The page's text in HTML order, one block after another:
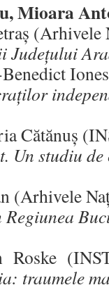
Mioara
(Arhivele
Cătănuş
Un studiu de
(Arhivele
Roske
traumele